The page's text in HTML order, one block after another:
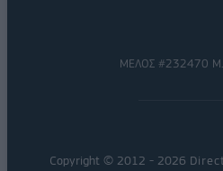
ΜΕΛΟΣ #232470
Copyright © 2012 - 2026